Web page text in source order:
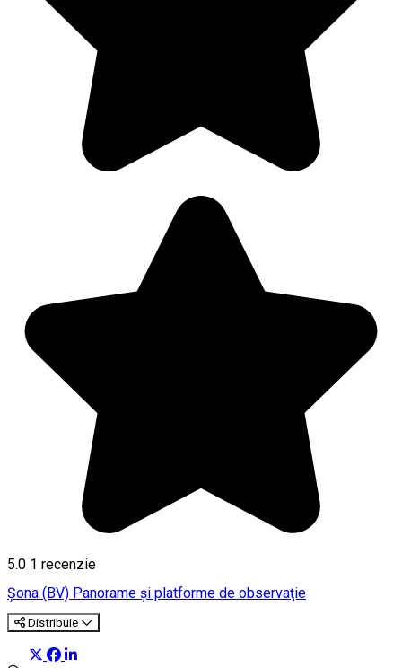
5.0 1 recenzie
Şona (BV) Panorame şi platforme de observaţie
Distribuie